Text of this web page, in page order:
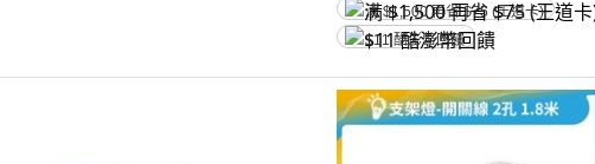
满 $1,500 再省 $75 (王道卡)
$11 酷澎幣回饋